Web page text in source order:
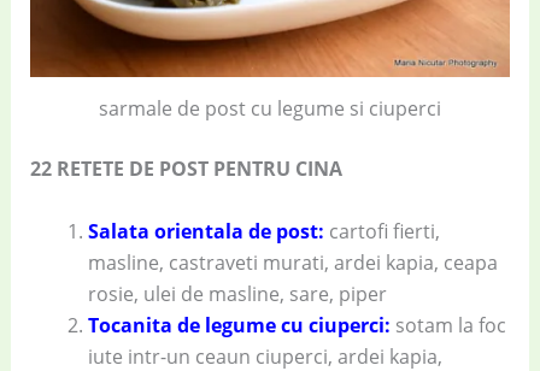
sarmale de post cu legume si ciuperci
22 RETETE DE POST PENTRU CINA
Salata orientala de post: cartofi fierti,
masline, castraveti murati, ardei kapia, ceapa
rosie, ulei de masline, sare, piper
Tocanita de legume cu ciuperci: sotam la foc
iute intr-un ceaun ciuperci, ardei kapia,